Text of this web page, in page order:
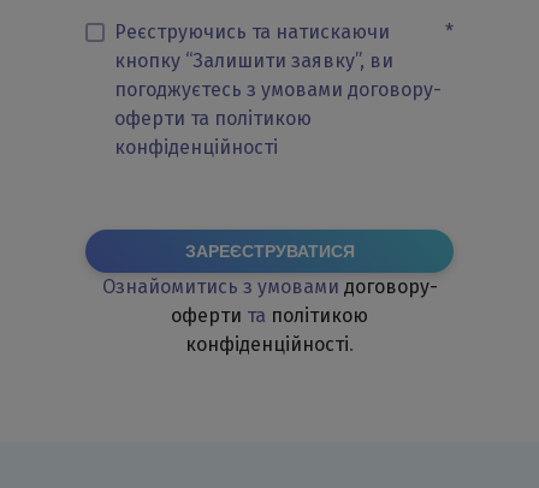
Реєструючись та натискаючи
кнопку “Залишити заявку”, ви
погоджуєтесь з умовами договору-
оферти та політикою
конфіденційності
*
ЗАРЕЄСТРУВАТИСЯ
Ознайомитись з умовами договору-
оферти та політикою
конфіденційності.